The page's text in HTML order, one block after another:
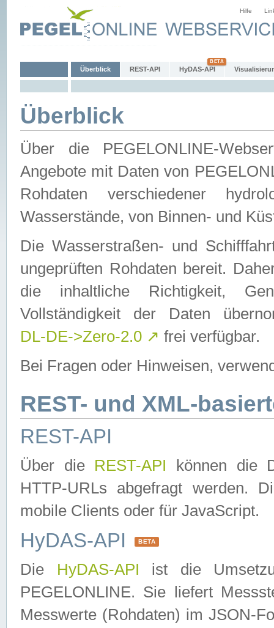
Hilfe
Überblick REST-API HyDAS-API
Überblick
Über die PEGELONLINE-
Angebote mit Daten von
Rohdaten verschiedener
Wasserstände, von Binnen- und
Die Wasserstraßen- und
ungeprüften Rohdaten bereit.
die inhaltliche Richtigkeit,
Vollständigkeit der Daten
DL-DE->Zero-2.0 ↗ frei verfügbar.
Bei Fragen oder Hinweisen,
REST- und XML-
REST-API
Über die REST-API können die
HTTP-URLs abgefragt werden.
mobile Clients oder für JavaScript.
HyDAS-API BETA
Die HyDAS-API ist die
PEGELONLINE. Sie liefert
Messwerte (Rohdaten) im JSON-